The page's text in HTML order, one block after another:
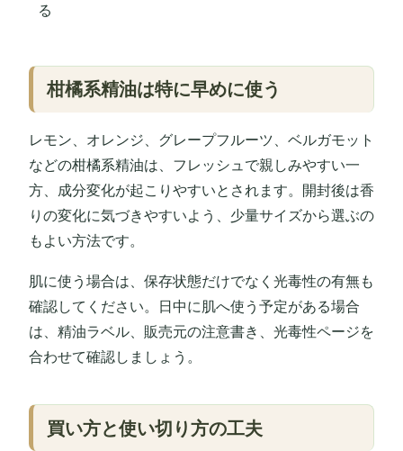
る
柑橘系精油は特に早めに使う
レモン、オレンジ、グレープフルーツ、ベルガモット
などの柑橘系精油は、フレッシュで親しみやすい一
方、成分変化が起こりやすいとされます。開封後は香
りの変化に気づきやすいよう、少量サイズから選ぶの
もよい方法です。
肌に使う場合は、保存状態だけでなく光毒性の有無も
確認してください。日中に肌へ使う予定がある場合
は、精油ラベル、販売元の注意書き、光毒性ページを
合わせて確認しましょう。
買い方と使い切り方の工夫